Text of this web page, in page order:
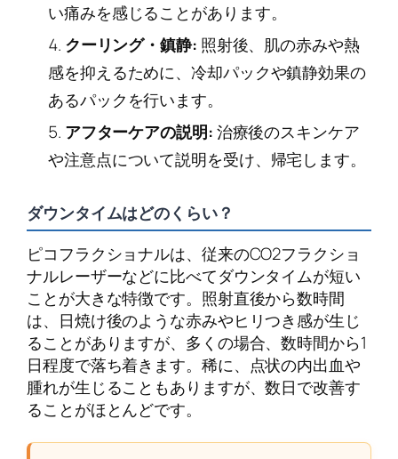
い痛みを感じることがあります。
クーリング・鎮静: 照射後、肌の赤みや熱
感を抑えるために、冷却パックや鎮静効果の
あるパックを行います。
アフターケアの説明:治療後のスキンケア
や注意点について説明を受け、帰宅します。
ダウンタイムはどのくらい？
ピコフラクショナルは、従来のCO2フラクショ
ナルレーザーなどに比べてダウンタイムが短い
ことが大きな特徴です。照射直後から数時間
は、日焼け後のような赤みやヒリつき感が生じ
ることがありますが、多くの場合、数時間から1
日程度で落ち着きます。稀に、点状の内出血や
腫れが生じることもありますが、数日で改善す
ることがほとんどです。